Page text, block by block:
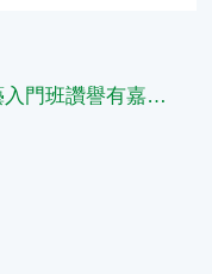
嘉義大學首辦農民學院園藝入門班讚譽有嘉！！